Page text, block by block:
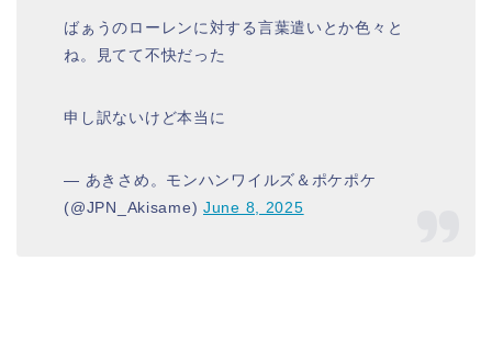
ばぁうのローレンに対する言葉遣いとか色々と
ね。見てて不快だった
申し訳ないけど本当に
— あきさめ。モンハンワイルズ＆ポケポケ
(@JPN_Akisame) June 8, 2025